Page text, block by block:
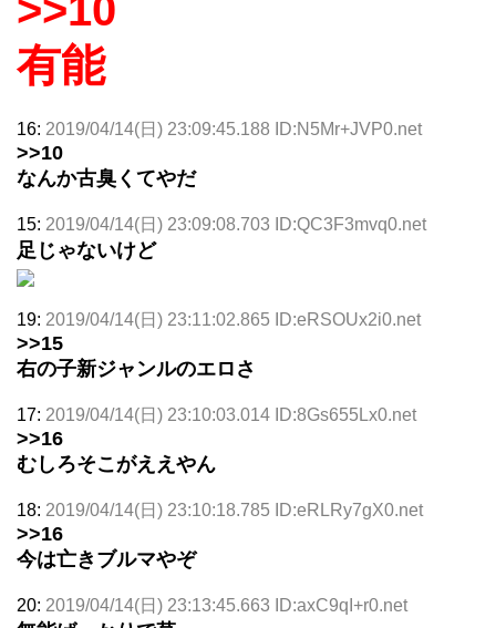
有能
16: 2019/04/14(日) 23:09:45.188 ID:N5Mr+JVP0.net
>>10
なんか古臭くてやだ
15: 2019/04/14(日) 23:09:08.703 ID:QC3F3mvq0.net
足じゃないけど
19: 2019/04/14(日) 23:11:02.865 ID:eRSOUx2i0.net
>>15
右の子新ジャンルのエロさ
17: 2019/04/14(日) 23:10:03.014 ID:8Gs655Lx0.net
>>16
むしろそこがええやん
18: 2019/04/14(日) 23:10:18.785 ID:eRLRy7gX0.net
>>16
今は亡きブルマやぞ
20: 2019/04/14(日) 23:13:45.663 ID:axC9qI+r0.net